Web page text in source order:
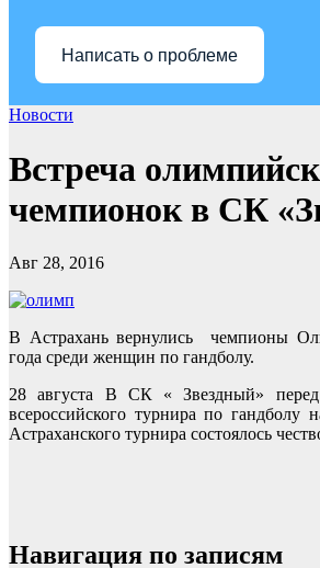
Написать о проблеме
Новости
Встреча
чемпионок в СК
Авг 28, 2016
В Астрахань вернулись чемпионы
года среди женщин по гандболу.
28 августа В СК « Звездный»
всероссийского турнира по гандболу
Астраханского турнира состоялось
Навигация по записям